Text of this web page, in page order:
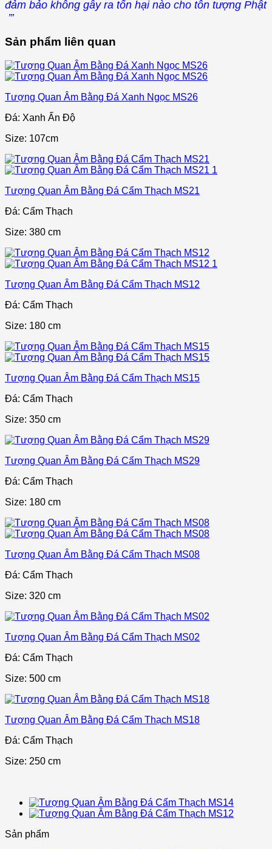
đảm bảo không gây ra tổn hại nào cho tôn tượng Phật
’’’
Sản phẩm liên quan
Tượng Quan Âm Bằng Đá Xanh Ngọc MS26
Đá: Xanh Ấn Độ
Size: 107cm
Tượng Quan Âm Bằng Đá Cẩm Thạch MS21
Đá: Cẩm Thạch
Size: 380 cm
Tượng Quan Âm Bằng Đá Cẩm Thạch MS12
Đá: Cẩm Thạch
Size: 180 cm
Tượng Quan Âm Bằng Đá Cẩm Thạch MS15
Đá: Cẩm Thạch
Size: 350 cm
Tượng Quan Âm Bằng Đá Cẩm Thạch MS29
Đá: Cẩm Thạch
Size: 180 cm
Tượng Quan Âm Bằng Đá Cẩm Thạch MS08
Đá: Cẩm Thạch
Size: 320 cm
Tượng Quan Âm Bằng Đá Cẩm Thạch MS02
Đá: Cẩm Thạch
Size: 500 cm
Tượng Quan Âm Bằng Đá Cẩm Thạch MS18
Đá: Cẩm Thạch
Size: 250 cm
Sản phẩm